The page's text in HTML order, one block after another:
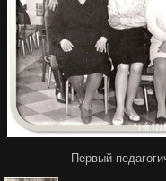
Первый